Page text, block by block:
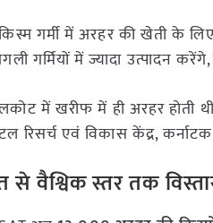
गर्मी में अरहर की खेती के
गर्मियों में ज्यादा उत्पादन
में खरीफ में ही अरहर होती
रिसर्च एवं विकास केंद्र,
से वैश्विक स्तर तक